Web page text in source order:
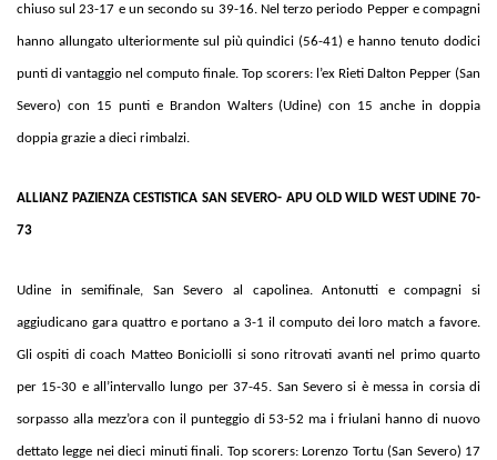
chiuso sul 23-17 e un secondo su 39-16. Nel terzo periodo Pepper e compagni
hanno allungato ulteriormente sul più quindici (56-41) e hanno tenuto dodici
punti di vantaggio nel computo finale. Top scorers: l’ex Rieti Dalton Pepper (San
Severo) con 15 punti e Brandon Walters (Udine) con 15 anche in doppia
doppia grazie a dieci rimbalzi.
ALLIANZ PAZIENZA CESTISTICA SAN SEVERO- APU OLD WILD WEST UDINE 70-
73
Udine in semifinale, San Severo al capolinea. Antonutti e compagni si
aggiudicano gara quattro e portano a 3-1 il computo dei loro match a favore.
Gli ospiti di coach Matteo Boniciolli si sono ritrovati avanti nel primo quarto
per 15-30 e all’intervallo lungo per 37-45. San Severo si è messa in corsia di
sorpasso alla mezz’ora con il punteggio di 53-52 ma i friulani hanno di nuovo
dettato legge nei dieci minuti finali. Top scorers: Lorenzo Tortu (San Severo) 17